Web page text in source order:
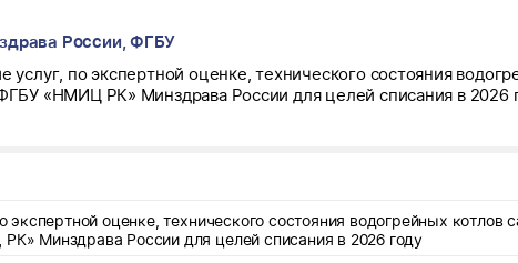
России, ФГБУ
услуг, по экспертной оценке, технического состояния
«НМИЦ РК» Минздрава России для целей списания в 2026
экспертной оценке, технического состояния водогрейных котлов
Минздрава России для целей списания в 2026 году